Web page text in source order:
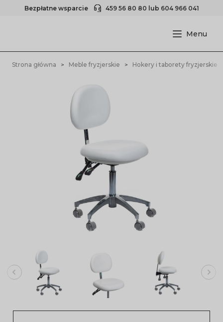
Bezpłatne wsparcie 459 56 80 80 lub 604 966 041
Strona główna Meble fryzjerskie Hokery i taborety fryzjerskie